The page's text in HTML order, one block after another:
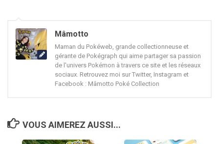
Mâmotto
Maman du Pokéweb, grande collectionneuse et
gérante de Pokégraph qui aime partager sa passion
de l'univers Pokémon à travers ce site et les réseaux
sociaux. Retrouvez moi sur Twitter, Instagram et
Facebook : Mâmotto Poké Collection
VOUS AIMEREZ AUSSI...